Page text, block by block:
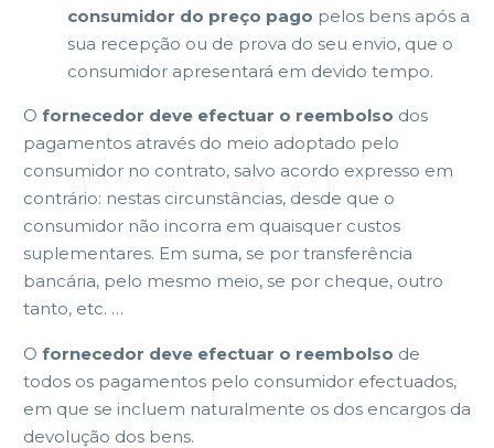
consumidor do preço pago pelos bens após a
sua recepção ou de prova do seu envio, que o
consumidor apresentará em devido tempo.
O fornecedor deve efectuar o reembolso dos
pagamentos através do meio adoptado pelo
consumidor no contrato, salvo acordo expresso em
contrário: nestas circunstâncias, desde que o
consumidor não incorra em quaisquer custos
suplementares. Em suma, se por transferência
bancária, pelo mesmo meio, se por cheque, outro
tanto, etc. …
O fornecedor deve efectuar o reembolso de
todos os pagamentos pelo consumidor efectuados,
em que se incluem naturalmente os dos encargos da
devolução dos bens.